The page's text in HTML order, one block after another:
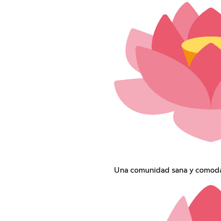
Una comunidad sana y